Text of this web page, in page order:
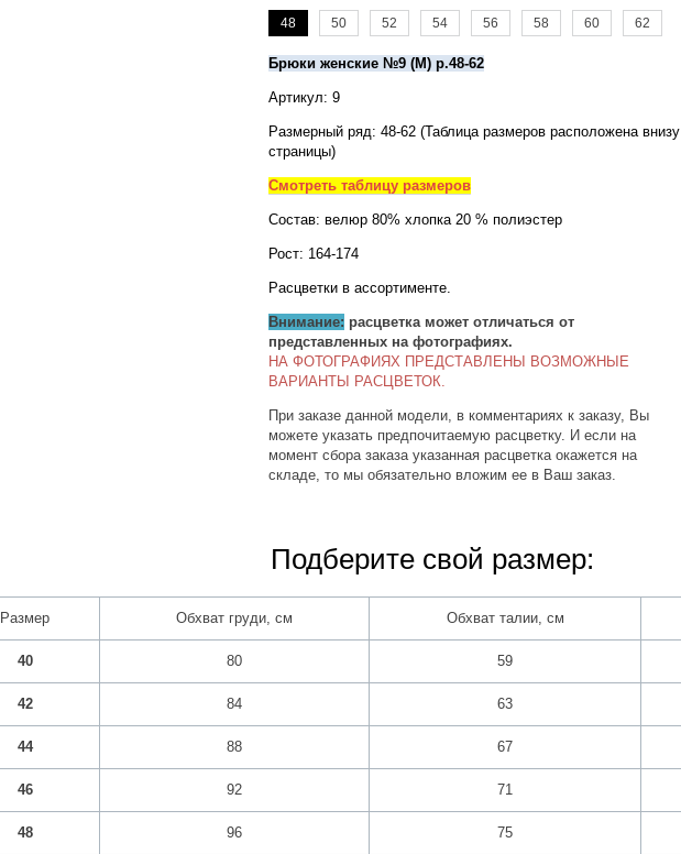
48 50 52 54 56 58 60 62
Брюки женские №9 (М) р.48-62
Артикул: 9
Размерный ряд: 48-62 (Таблица размеров расположена внизу
страницы)
Смотреть таблицу размеров
Состав: велюр 80% хлопка 20 % полиэстер
Рост: 164-174
Расцветки в ассортименте.
Внимание: расцветка может отличаться от
представленных на фотографиях.
НА ФОТОГРАФИЯХ ПРЕДСТАВЛЕНЫ ВОЗМОЖНЫЕ
ВАРИАНТЫ РАСЦВЕТОК.
При заказе данной модели, в комментариях к заказу, Вы
можете указать предпочитаемую расцветку. И если на
момент сбора заказа указанная расцветка окажется на
складе, то мы обязательно вложим ее в Ваш заказ.
Подберите свой размер:
Размер Обхват груди, см Обхват талии, см
40 80 59
42 84 63
44 88 67
46 92 71
48 96 75